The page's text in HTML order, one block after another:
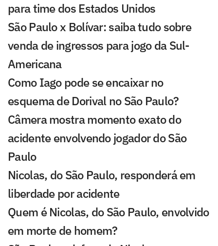
para time dos Estados Unidos
São Paulo x Bolívar: saiba tudo sobre
venda de ingressos para jogo da Sul-
Americana
Como Iago pode se encaixar no
esquema de Dorival no São Paulo?
Câmera mostra momento exato do
acidente envolvendo jogador do São
Paulo
Nicolas, do São Paulo, responderá em
liberdade por acidente
Quem é Nicolas, do São Paulo, envolvido
em morte de homem?